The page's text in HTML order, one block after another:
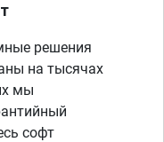
решения
на тысячах
мы
софт